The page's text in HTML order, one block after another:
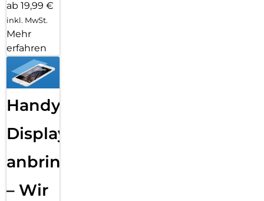
ab 19,99 €
inkl. MwSt.
Mehr
erfahren
Handy
Displayfolie
anbringen
– Wir